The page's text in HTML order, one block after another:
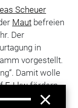
Scheuer
Mautbefreien
Der
in
vorgestellt.
Damit wolle
E-Lkwfördern.
betriebene